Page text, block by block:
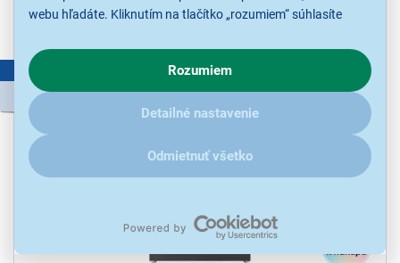
webu hľadáte. Kliknutím na tlačítko „rozumiem“ súhlasíte
o chovaní na webe pre zobrazovaní cielených reklám.
V prípade že vás zaujímajú detaily, ako u nás s cookies a
ďalšími údaji pracujeme, kliknitesem.
Rozumiem
Detailné nastavenie
Odmietnuť všetko
LETNÝ VÝPREDAJ
549,00 €